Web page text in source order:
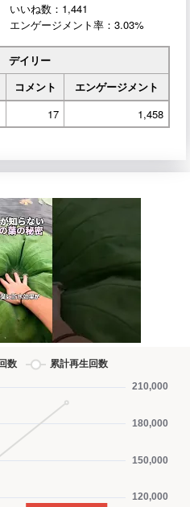
いいね数：1,441
エンゲージメント率：3.03%
デイリー
コメント
エンゲージメント
17 1,458